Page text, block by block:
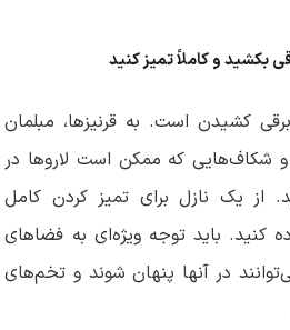
بکشید و کاملاً تمیز کنید
کشیدن است. به قرنیزها، مبلمان
و شکاف‌هایی که ممکن است لاروها در
از یک نازل برای تمیز کردن کامل
کنید. باید توجه ویژه‌ای به فضاهای
در آنها پنهان شوند و تخم‌های